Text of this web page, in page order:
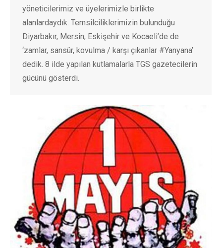
yöneticilerimiz ve üyelerimizle birlikte
alanlardaydık. Temsilciliklerimizin bulunduğu
Diyarbakır, Mersin, Eskişehir ve Kocaeli’de de
‘zamlar, sansür, kovulma / karşı çıkanlar #Yanyana’
dedik. 8 ilde yapılan kutlamalarla TGS gazetecilerin
gücünü gösterdi.